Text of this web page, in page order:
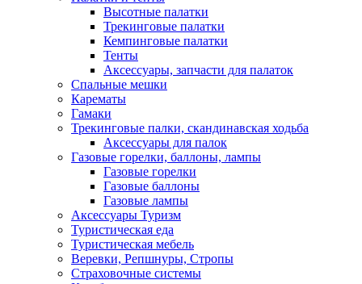
Высотные палатки
Трекинговые палатки
Кемпинговые палатки
Тенты
Аксессуары, запчасти для палаток
Спальные мешки
Карематы
Гамаки
Трекинговые палки, скандинавская ходьба
Аксессуары для палок
Газовые горелки, баллоны, лампы
Газовые горелки
Газовые баллоны
Газовые лампы
Аксессуары Туризм
Туристическая еда
Туристическая мебель
Веревки, Репшнуры, Стропы
Страховочные системы